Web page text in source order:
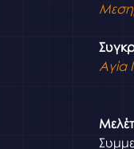
Αγία